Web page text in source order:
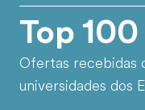
Top 100
Ofertas recebidas
universidades dos